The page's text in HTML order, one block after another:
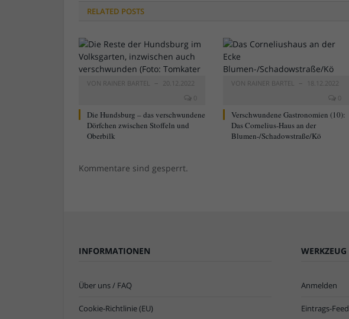
RELATED POSTS
VON RAINER BARTEL
20.12.2022
0
Die Hundsburg – das verschwundene
Dörfchen zwischen Stoffeln und
Oberbilk
VON RAINER BARTEL
18.12.2022
0
Verschwundene Gastronomien (10):
Das Cornelius-Haus an der
Blumen-/Schadowstraße/Kö
Kommentare sind gesperrt.
INFORMATIONEN
Über uns / FAQ
Cookie-Richtlinie (EU)
WERKZEUG
Anmelden
Eintrags-Feed